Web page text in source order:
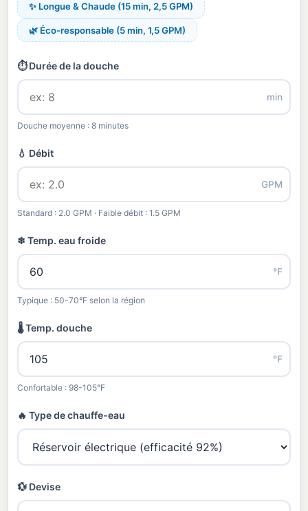
✨ Longue & Chaude (15 min, 2,5 GPM)
🌿 Éco-responsable (5 min, 1,5 GPM)
⏱ Durée de la douche
min
Douche moyenne : 8 minutes
💧 Débit
GPM
Standard : 2.0 GPM · Faible débit : 1.5 GPM
❄ Temp. eau froide
°F
Typique : 50-70°F selon la région
🌡 Temp. douche
°F
Confortable : 98-105°F
🔥 Type de chauffe-eau
💱 Devise